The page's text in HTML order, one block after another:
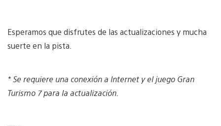
Esperamos que disfrutes de las actualizaciones y mucha
suerte en la pista.
* Se requiere una conexión a Internet y el juego Gran
Turismo 7 para la actualización.